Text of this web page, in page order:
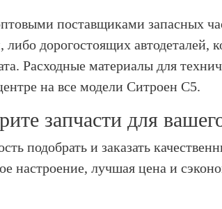
поставщиками запасных
либо дорогостоящих
Расходные материалы для
на все модели Ситроен С5.
запчасти для
подобрать и заказать
настроение, лучшая цена и